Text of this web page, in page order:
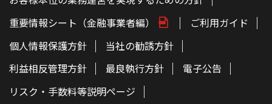
重要情報シート（金融事業者編）
ご利用ガイド
個人情報保護方針
当社の勧誘方針
利益相反管理方針
最良執行方針
電子公告
リスク・手数料等説明ページ